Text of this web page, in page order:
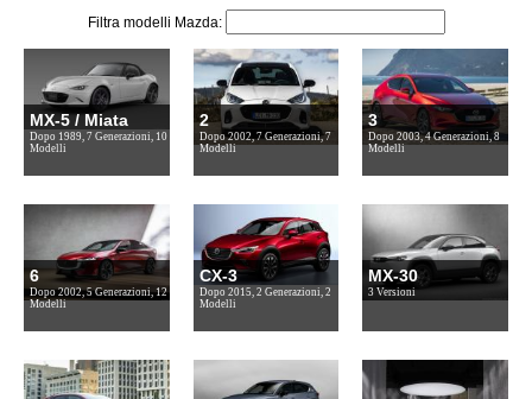
Filtra modelli Mazda:
MX-5 / Miata
Dopo 1989, 7 Generazioni, 10
Modelli
2
Dopo 2002, 7 Generazioni, 7
Modelli
3
Dopo 2003, 4 Generazioni, 8
Modelli
6
Dopo 2002, 5 Generazioni, 12
Modelli
CX-3
Dopo 2015, 2 Generazioni, 2
Modelli
MX-30
3 Versioni